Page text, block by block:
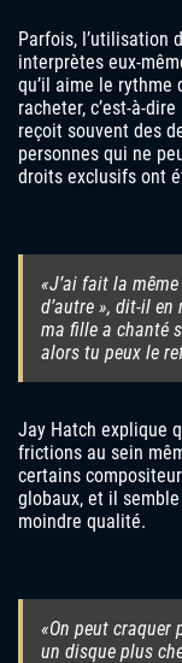
Parfois, l’utilisation
interprètes eux-
qu’il aime le
racheter, c’est-à-
reçoit souvent des
personnes qui ne
droits exclusifs ont
«J’ai fait la
d’autre », dit-il en
ma fille a chanté
alors tu peux le
Jay Hatch explique
frictions au sein
certains
globaux, et il
moindre qualité.
«On peut craquer
un disque plus